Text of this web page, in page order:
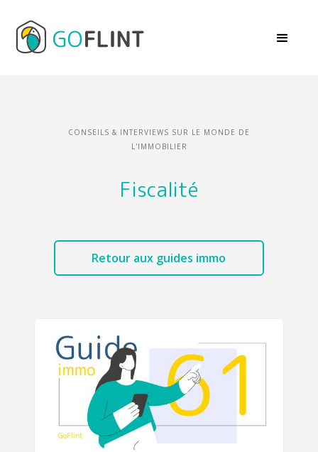
CONSEILS & INTERVIEWS SUR LE MONDE DE
L'IMMOBILIER
Fiscalité
Retour aux guides immo